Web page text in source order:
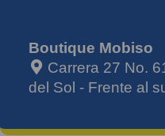
Boutique Mobiso
Carrera 27 No.
del Sol - Frente al